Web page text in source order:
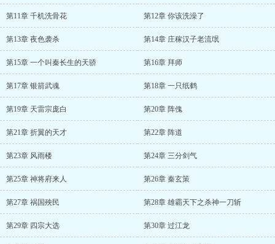
第11章 千机洗骨花 第12章 你该洗澡了
第13章 夜色袭杀 第14章 庄稼汉子老流氓
第15章 一个叫秦长生的天骄 第16章 拜师
第17章 银箭武魂 第18章 一只纸鹤
第19章 天雷宗庞白 第20章 阵傀
第21章 折翼的天才 第22章 阵道
第23章 风雨楼 第24章 三分剑气
第25章 神将府来人 第26章 秦玄策
第27章 祸国殃民 第28章 雄霸天下之杀神一刀斩
第29章 四宗大选 第30章 过江龙